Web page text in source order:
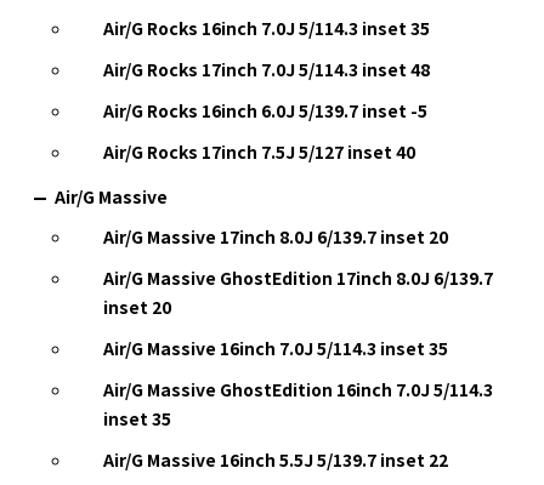
Air/G Rocks 16inch 7.0J 5/114.3 inset 35
Air/G Rocks 17inch 7.0J 5/114.3 inset 48
Air/G Rocks 16inch 6.0J 5/139.7 inset -5
Air/G Rocks 17inch 7.5J 5/127 inset 40
Air/G Massive
Air/G Massive 17inch 8.0J 6/139.7 inset 20
Air/G Massive GhostEdition 17inch 8.0J 6/139.7
inset 20
Air/G Massive 16inch 7.0J 5/114.3 inset 35
Air/G Massive GhostEdition 16inch 7.0J 5/114.3
inset 35
Air/G Massive 16inch 5.5J 5/139.7 inset 22